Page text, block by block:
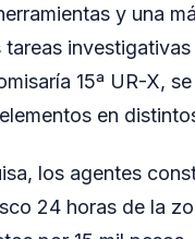
y una
15ª UR-X,
en
los agentes
24 horas de la